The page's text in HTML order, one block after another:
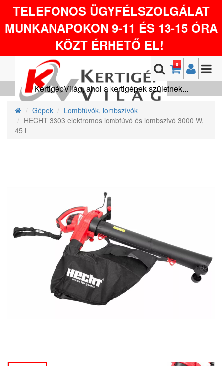
TELEFONOS ÜGYFÉLSZOLGÁLAT
MUNKANAPOKON 9-11 ÉS 13-15 ÓRA
KÖZT ÉRHETŐ EL!
0
KertigépVilág, ahol a kertigépek születnek...
Gépek
Lombfúvók, lombszívók
HECHT 3303 elektromos lombfúvó és lombszívó 3000 W,
45 l